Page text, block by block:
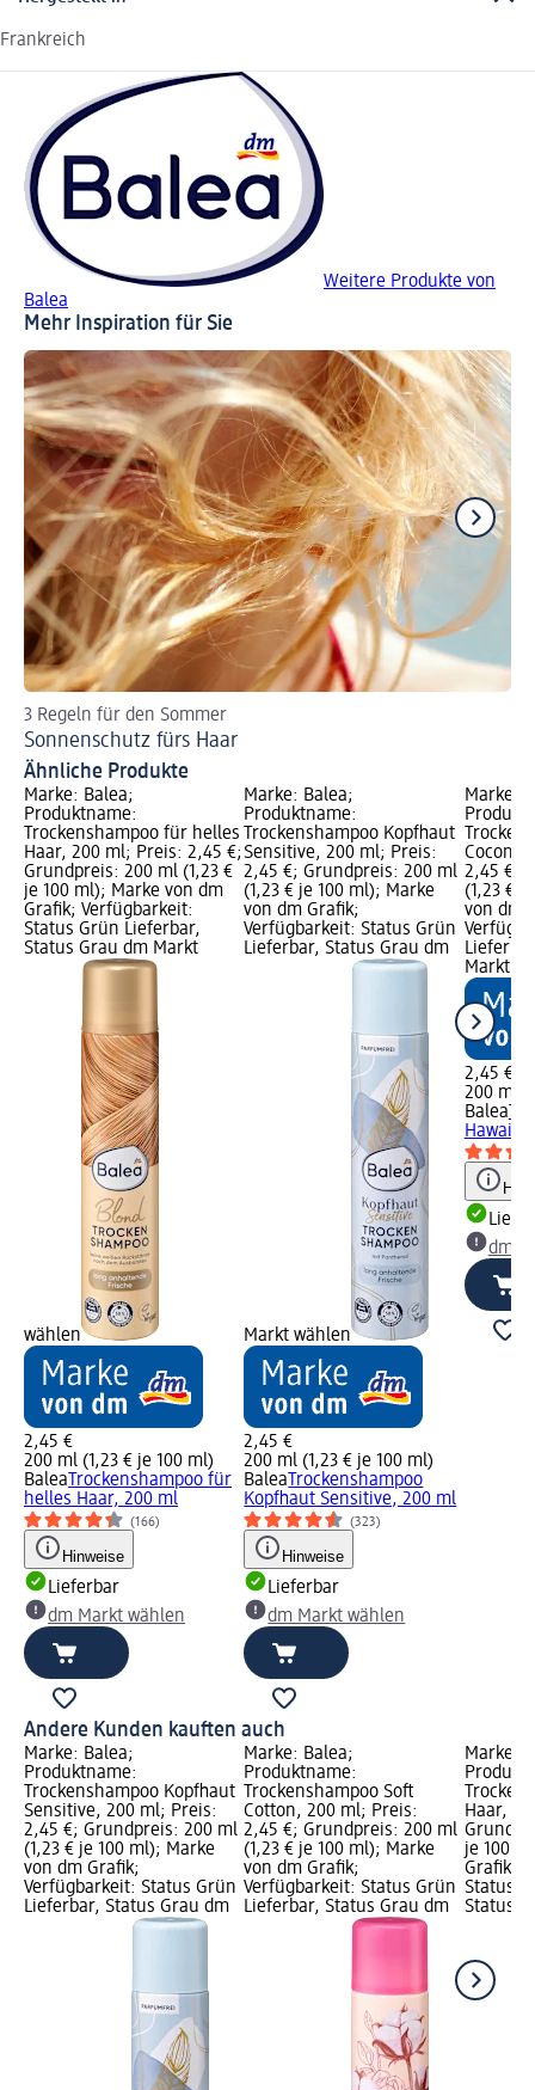
Frankreich
Weitere Produkte von
Balea
Mehr Inspiration für Sie
3 Regeln für den Sommer
Sonnenschutz fürs Haar
Ähnliche Produkte
Marke: Balea;
Produktname:
Trockenshampoo für helles
Haar, 200 ml; Preis: 2,45 €;
Grundpreis: 200 ml (1,23 €
je 100 ml); Marke von dm
Grafik; Verfügbarkeit:
Status Grün Lieferbar,
Status Grau dm Markt
wählen
2,45 €
200 ml (1,23 € je 100 ml)
Balea Trockenshampoo für
helles Haar, 200 ml
(166)
Hinweise
Lieferbar
dm Markt wählen
Marke: Balea;
Produktname:
Trockenshampoo Kopfhaut
Sensitive, 200 ml; Preis:
2,45 €; Grundpreis: 200 ml
(1,23 € je 100 ml); Marke
von dm Grafik;
Verfügbarkeit: Status Grün
Lieferbar, Status Grau dm
Markt wählen
2,45 €
200 ml (1,23 € je 100 ml)
Balea Trockenshampoo
Kopfhaut Sensitive, 200 ml
(323)
Hinweise
Lieferbar
dm Markt wählen
Marke:
2,45 €;
(1,23 €
von dm
Markt
2,45 €
200 ml
Balea
dm
Andere Kunden kauften auch
Marke: Balea;
Produktname:
Trockenshampoo Kopfhaut
Sensitive, 200 ml; Preis:
2,45 €; Grundpreis: 200 ml
(1,23 € je 100 ml); Marke
von dm Grafik;
Verfügbarkeit: Status Grün
Lieferbar, Status Grau dm
Marke: Balea;
Produktname:
Trockenshampoo Soft
Cotton, 200 ml; Preis:
2,45 €; Grundpreis: 200 ml
(1,23 € je 100 ml); Marke
von dm Grafik;
Verfügbarkeit: Status Grün
Lieferbar, Status Grau dm
Marke:
Haar,
je 100
Grafik;
Status
Status